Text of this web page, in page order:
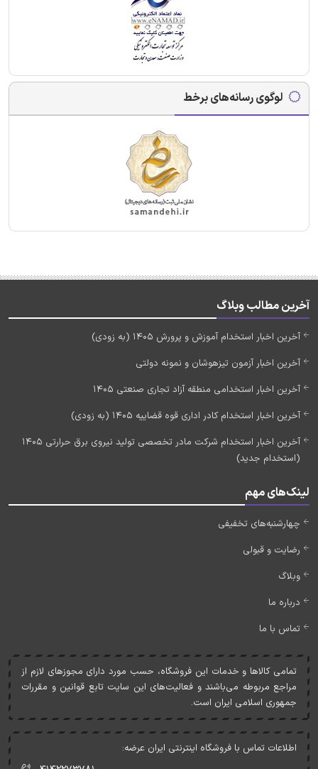
لوگوی رسانه‌های برخط
آخرین مطالب وبلاگ
آخرین اخبار استخدام آموزش و پرورش 1405 (به زودی)
آخرین اخبار آزمون تیزهوشان و نمونه دولتی
آخرین اخبار استخدامی منطقه آزاد تجاری صنعتی 1405
آخرین اخبار استخدام کادر اداری قوه قضاییه 1405 (به زودی)
آخرین اخبار استخدام شرکت مادر تخصصی تولید نیروی برق حرارتی 1405
(استخدام جدید)
لینک‌های مهم
چهارشنبه‌های تخفیفی
رضایت و قبولی
وبلاگ
درباره ما
تماس با ما
تمامی کالاها و خدمات اين فروشگاه، حسب مورد دارای مجوزهای لازم از
مراجع مربوطه می‌باشند و فعاليت‌های اين سايت تابع قوانين و مقررات
جمهوری اسلامی ايران است.
اطلاعات تماس با فروشگاه اینترنتی ایران عرضه: